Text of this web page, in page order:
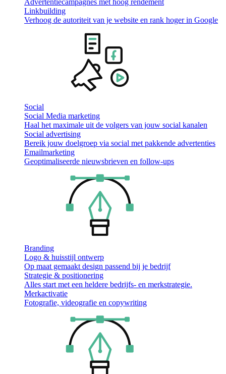
Advertentiecampagnes met hoog rendement
Linkbuilding
Verhoog de autoriteit van je website en rank hoger in Google
Social
Social Media marketing
Haal het maximale uit de volgers van jouw social kanalen
Social advertising
Bereik jouw doelgroep via social met pakkende advertenties
Emailmarketing
Geoptimaliseerde nieuwsbrieven en follow-ups
Branding
Logo & huisstijl ontwerp
Op maat gemaakt design passend bij je bedrijf
Strategie & positionering
Alles start met een heldere bedrijfs- en merkstrategie.
Merkactivatie
Fotografie, videografie en copywriting